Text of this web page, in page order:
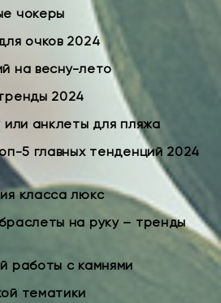
чокеры
очков 2024
на весну-лето
2024
анклеты для пляжа
5 главных тенденций 2024
класса люкс
на руку – тренды
работы с камнями
тематики